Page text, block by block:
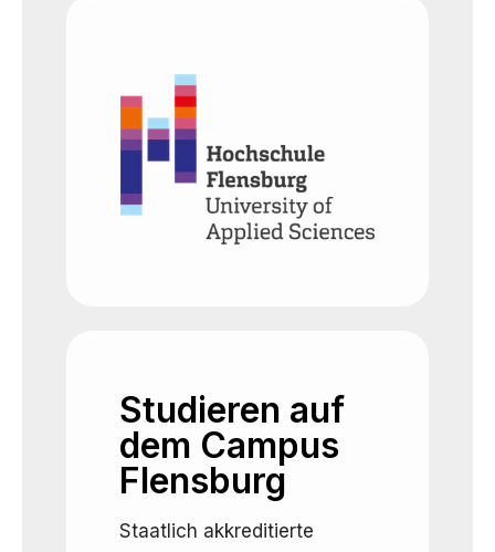
Studieren auf
dem Campus
Flensburg
Staatlich akkreditierte